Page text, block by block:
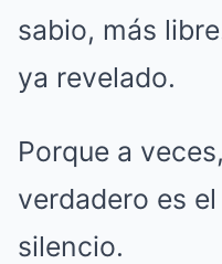
sabio, más
ya revelado.
Porque a
verdadero es
silencio.